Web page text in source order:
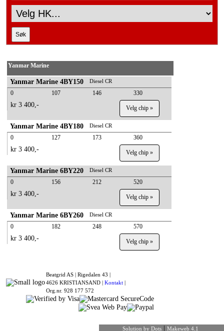
Yanmar Marine
Yanmar Marine 4BY150 Diesel CR
0 107 146 330
kr 3 400,- Velg chip »
Yanmar Marine 4BY180 Diesel CR
0 127 173 360
kr 3 400,- Velg chip »
Yanmar Marine 6BY220 Diesel CR
0 156 212 520
kr 3 400,- Velg chip »
Yanmar Marine 6BY260 Diesel CR
0 182 248 570
kr 3 400,- Velg chip »
Beatgrid AS | Rigedalen 43 |
4626 KRISTIANSAND | Kontakt |
Org.nr. 928 177 572
Solution by Dots | Makeweb 4.1